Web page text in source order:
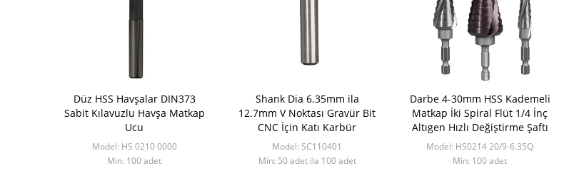
Düz HSS Havşalar DIN373
Sabit Kılavuzlu Havşa Matkap
Ucu
Model: HS 0210 0000
Min: 100 adet
Shank Dia 6.35mm ila
12.7mm V Noktası Gravür Bit
CNC İçin Katı Karbür
Model: SC110401
Min: 50 adet ila 100 adet
Darbe 4-30mm HSS Kademeli
Matkap İki Spiral Flüt 1/4 İnç
Altıgen Hızlı Değiştirme Şaftı
Model: HS0214 20/9-6.35Q
Min: 100 adet